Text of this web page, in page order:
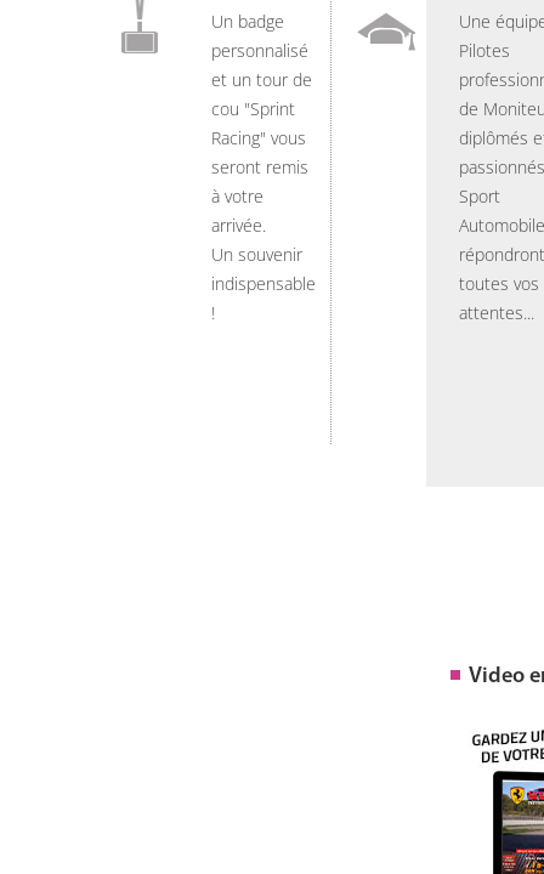
Un badge
personnalisé
et un tour de
cou "Sprint
Racing" vous
seront remis
à votre
arrivée.
Un souvenir
indispensable
!
Une
Pilotes
de
diplômés
Sport
Automobile
toutes vos
attentes...
Video